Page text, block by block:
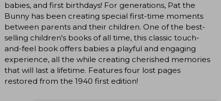
babies, and first birthdays! For generations, Pat the
Bunny has been creating special first-time moments
between parents and their children. One of the best-
selling children's books of all time, this classic touch-
and-feel book offers babies a playful and engaging
experience, all the while creating cherished memories
that will last a lifetime. Features four lost pages
restored from the 1940 first edition!